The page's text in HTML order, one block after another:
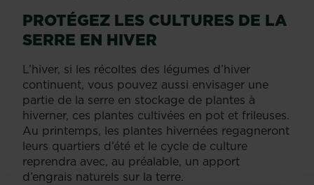
PROTÉGEZ LES CULTURES DE LA
SERRE EN HIVER
L’hiver, si les récoltes des légumes d’hiver
continuent, vous pouvez aussi envisager une
partie de la serre en stockage de plantes à
hiverner, ces plantes cultivées en pot et frileuses.
Au printemps, les plantes hivernées regagneront
leurs quartiers d’été et le cycle de culture
reprendra avec, au préalable, un apport
d’engrais naturels sur la terre.